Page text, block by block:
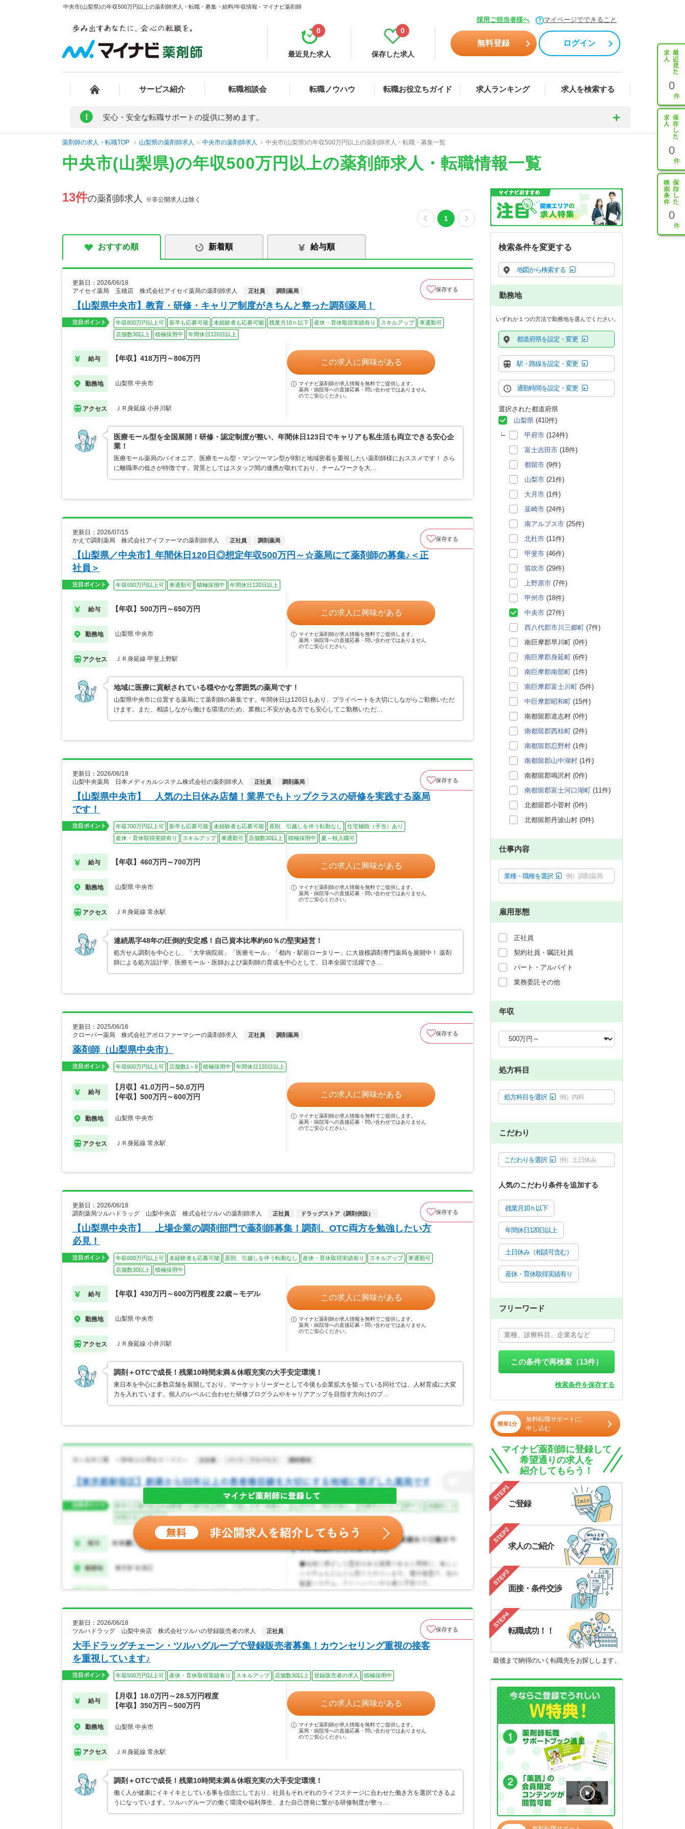
中央市(山梨県)の年収500万円以上の薬剤師求人・転職・募集・給料/年収情報 - マイナビ薬剤師
採用ご担当者様へ マイページでできること
最近見た求人
0
保存した求人
0
無料登録 ログイン
サービス紹介 転職相談会 転職ノウハウ 転職お役立ちガイド 求人ランキング 求人を検索する 0
0
0
! 安心・安全な転職サポートの提供に努めます。
薬剤師の求人・転職TOP 山梨県の薬剤師求人 中央市の薬剤師求人 中央市(山梨県)の年収500万円以上の薬剤師求人・転職・募集一覧
中央市(山梨県)の年収500万円以上の薬剤師求人・転職情報一覧
13件の薬剤師求人 ※非公開求人は除く
1
おすすめ順 新着順 給与順
更新日：2026/06/18
アイセイ薬局 玉穂店 株式会社アイセイ薬局の薬剤師求人
正社員 調剤薬局 保存する
【山梨県中央市】教育・研修・キャリア制度がきちんと整った調剤薬局！
注目ポイント 年収800万円以上可 新卒も応募可能 未経験者も応募可能 残業月10ｈ以下 産休・育休取得実績有り スキルアップ
車通勤可
店舗数30以上
積極採用中 年間休日120日以上
給与 【年収】418万円～806万円
勤務地 山梨県 中央市
アクセス ＪＲ身延線 小井川駅
この求人に興味がある
マイナビ薬剤師が求人情報を無料でご提供します。
薬局・病院等への直接応募・問い合わせではありません
のでご安心ください。
医療モール型を全国展開！研修・認定制度が整い、年間休日123日でキャリアも私生活も両立できる安心企
業！
医療モール薬局のパイオニア、医療モール型・マンツーマン型が9割と地域密着を重視したい薬剤師様におススメです！ さら
に離職率の低さが特徴です。背景としてはスタッフ間の連携が取れており、チームワークを大…
更新日：2026/07/15
かえで調剤薬局 株式会社アイファーマの薬剤師求人
正社員 調剤薬局 保存する
【山梨県／中央市】年間休日120日◎想定年収500万円～☆薬局にて薬剤師の募集♪＜正
社員＞
注目ポイント 年収650万円以上可 車通勤可 積極採用中 年間休日120日以上
給与 【年収】500万円～650万円
勤務地 山梨県 中央市
アクセス ＪＲ身延線 甲斐上野駅
この求人に興味がある
マイナビ薬剤師が求人情報を無料でご提供します。
薬局・病院等への直接応募・問い合わせではありません
のでご安心ください。
地域に医療に貢献されている穏やかな雰囲気の薬局です！
山梨県中央市に位置する薬局にて薬剤師の募集です。年間休日は120日もあり、プライベートを大切にしながらご勤務いただ
けます。また、相談しながら働ける環境のため、業務に不安がある方でも安心してご勤務いただ…
更新日：2026/06/18
山梨中央薬局 日本メディカルシステム株式会社の薬剤師求人
正社員 調剤薬局 保存する
【山梨県中央市】 人気の土日休み店舗！業界でもトップクラスの研修を実践する薬局
です！
注目ポイント 年収700万円以上可 新卒も応募可能 未経験者も応募可能 原則、引越しを伴う転勤なし
住宅補助（手当）あり
産休・育休取得実績有り
スキルアップ 車通勤可 店舗数30以上 積極採用中 夏～秋入職可
給与 【年収】460万円～700万円
勤務地 山梨県 中央市
アクセス ＪＲ身延線 常永駅
この求人に興味がある
マイナビ薬剤師が求人情報を無料でご提供します。
薬局・病院等への直接応募・問い合わせではありません
のでご安心ください。
連続黒字48年の圧倒的安定感！自己資本比率約60％の堅実経営！
処方せん調剤を中心とし、「大学病院前」「医療モール」「都内・駅前ロータリー」に大規模調剤専門薬局を展開中！ 薬剤
師による処方設計学、医療モール・医師および薬剤師の育成を中心として、日本全国で活躍でき…
更新日：2025/06/16
クローバー薬局 株式会社アポロファーマシーの薬剤師求人
正社員 調剤薬局 保存する
薬剤師（山梨県中央市）
注目ポイント 年収600万円以上可 店舗数1～9 積極採用中 年間休日120日以上
給与
【月収】41.0万円～50.0万円
【年収】500万円～600万円
勤務地 山梨県 中央市
アクセス ＪＲ身延線 常永駅
この求人に興味がある
マイナビ薬剤師が求人情報を無料でご提供します。
薬局・病院等への直接応募・問い合わせではありません
のでご安心ください。
更新日：2026/06/18
調剤薬局ツルハドラッグ 山梨中央店 株式会社ツルハの薬剤師求人
正社員 ドラッグストア（調剤併設） 保存する
【山梨県中央市】 上場企業の調剤部門で薬剤師募集！調剤、OTC両方を勉強したい方
必見！
注目ポイント 年収600万円以上可 未経験者も応募可能 原則、引越しを伴う転勤なし 産休・育休取得実績有り スキルアップ
車通勤可
店舗数30以上
積極採用中
給与 【年収】430万円～600万円程度 22歳～モデル
勤務地 山梨県 中央市
アクセス ＪＲ身延線 小井川駅
この求人に興味がある
マイナビ薬剤師が求人情報を無料でご提供します。
薬局・病院等への直接応募・問い合わせではありません
のでご安心ください。
調剤＋OTCで成長！残業10時間未満＆休暇充実の大手安定環境！
東日本を中心に多数店舗を展開しており、マーケットリーダーとして今後も企業拡大を狙っている同社では、人材育成に大変
力を入れています。個人のレベルに合わせた研修プログラムやキャリアアップを目指す方向けのプ…
更新日：2026/06/18
ツルハドラッグ 山梨中央店 株式会社ツルハの登録販売者の求人
正社員 保存する
大手ドラッグチェーン・ツルハグループで登録販売者募集！カウンセリング重視の接客
を重視しています♪
注目ポイント 年収500万円以上可 産休・育休取得実績有り スキルアップ 店舗数30以上 登録販売者の求人 積極採用中
給与
【月収】18.0万円～28.5万円程度
【年収】350万円～500万円
勤務地 山梨県 中央市
アクセス ＪＲ身延線 常永駅
この求人に興味がある
マイナビ薬剤師が求人情報を無料でご提供します。
薬局・病院等への直接応募・問い合わせではありません
のでご安心ください。
調剤＋OTCで成長！残業10時間未満＆休暇充実の大手安定環境！
働く人が健康にイキイキとしている事を信念にしており、社員もそれぞれのライフステージに合わせた働き方を選択できるよ
うになっています。ツルハグループの働く環境や福利厚生、また自己啓発に繋がる研修制度が整っ…
検索条件を変更する
地図から検索する
勤務地
いずれか１つの方法で勤務地を選んでください。
都道府県を設定・変更
駅・路線を設定・変更
通勤時間を設定・変更
選択された都道府県
山梨県 (410件)
甲府市 (124件)
富士吉田市 (18件)
都留市 (9件)
山梨市 (21件)
大月市 (1件)
韮崎市 (24件)
南アルプス市 (25件)
北杜市 (11件)
甲斐市 (46件)
笛吹市 (29件)
上野原市 (7件)
甲州市 (18件)
中央市 (27件)
西八代郡市川三郷町 (7件)
南巨摩郡早川町 (0件)
南巨摩郡身延町 (6件)
南巨摩郡南部町 (1件)
南巨摩郡富士川町 (5件)
中巨摩郡昭和町 (15件)
南都留郡道志村 (0件)
南都留郡西桂町 (2件)
南都留郡忍野村 (1件)
南都留郡山中湖村 (1件)
南都留郡鳴沢村 (0件)
南都留郡富士河口湖町 (11件)
北都留郡小菅村 (0件)
北都留郡丹波山村 (0件)
仕事内容
業種・職種を選択 例）調剤薬局
雇用形態
正社員
契約社員・嘱託社員
パート・アルバイト
業務委託その他
年収
処方科目
処方科目を選択 例）内科
こだわり
こだわりを選択 例）土日休み
人気のこだわり条件を追加する
残業月10ｈ以下
年間休日120日以上
土日休み（相談可含む）
産休・育休取得実績有り
フリーワード
この条件で再検索（13件）
検索条件を保存する
簡単1分
無料転職サポートに
申し込む
マイナビ薬剤師に登録して
希望通りの求人を
紹介してもらう！
STEP1
ご登録
STEP2
求人のご紹介
STEP3
面接・条件交渉
STEP4
転職成功！！
最後まで納得のいく転職先をお探しします。